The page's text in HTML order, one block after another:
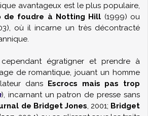
avantageux est le plus populaire,
de foudre à Notting Hill (1999) ou
où il incarne un très décontracté
égratigner et prendre à
de romantique, jouant un homme
dans Escrocs mais pas trop
), incarnant un patron de presse sans
de Bridget Jones, 2001; Bridget